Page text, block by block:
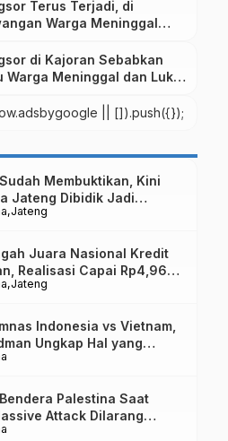
Terus Terjadi, di
Warga Meninggal
di Kajoran Sebabkan
Warga Meninggal dan Luka-
|| []).push({});
Jateng
Membuktikan, Kini
Jateng Dibidik Jadi
Jateng
Juara Nasional Kredit
Realisasi Capai Rp4,96
Indonesia vs Vietnam,
Ungkap Hal yang
Palestina Saat
Attack Dilarang
Lagi